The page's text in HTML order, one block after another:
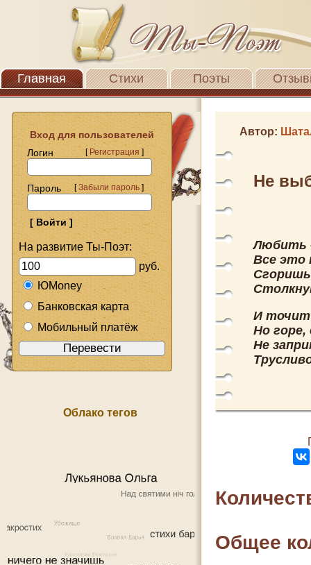
Главная Стихи Поэты
Вход для пользователей
Логин
[Регистрация]
Пароль [Забыли пароль]
На развитие Ты-Поэт:
руб.
ЮMoney
Банковская карта
Мобильный платёж
Облако тегов
Автор:
Не
Любить
Все это
И точит
Но
Не
Общее